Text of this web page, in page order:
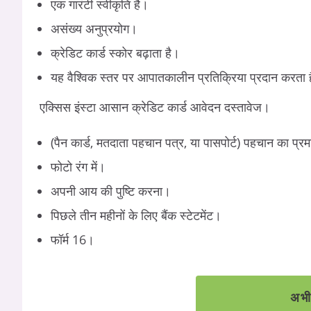
एक गारंटी स्वीकृति है।
असंख्य अनुप्रयोग।
क्रेडिट कार्ड स्कोर बढ़ाता है।
यह वैश्विक स्तर पर आपातकालीन प्रतिक्रिया प्रदान करता
एक्सिस इंस्टा आसान क्रेडिट कार्ड आवेदन दस्तावेज।
(पैन कार्ड, मतदाता पहचान पत्र, या पासपोर्ट) पहचान का
फोटो रंग में।
अपनी आय की पुष्टि करना।
पिछले तीन महीनों के लिए बैंक स्टेटमेंट।
फॉर्म 16।